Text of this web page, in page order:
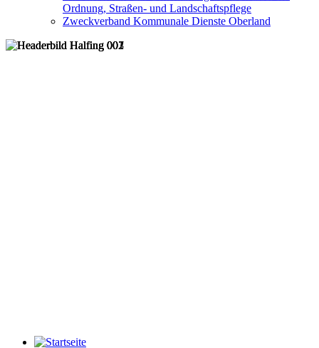
Ordnung, Straßen- und Landschaftspflege
Zweckverband Kommunale Dienste Oberland